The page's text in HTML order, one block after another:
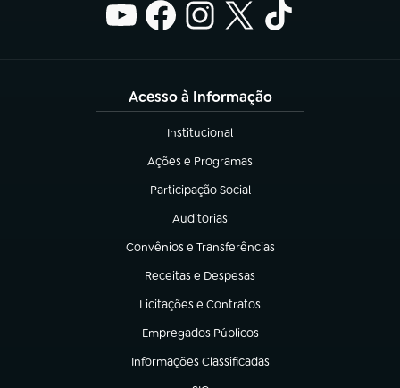
Acesso à Informação
Institucional
(abre em nova aba)
Ações e Programas
(abre em nova aba)
Participação Social
(abre em nova aba)
Auditorias
(abre em nova aba)
Convênios e Transferências
(abre em nova aba)
Receitas e Despesas
(abre em nova aba)
Licitações e Contratos
(abre em nova aba)
Empregados Públicos
(abre em nova aba)
Informações Classificadas
(abre em nova aba)